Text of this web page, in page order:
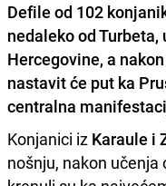
Defile od 102
nedaleko od
Hercegovine, a
nastavit će put ka
centralna
Konjanici iz Karaule i
nošnju, nakon učenja